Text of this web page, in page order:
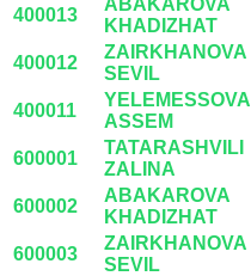
400013
KHADIZHAT
400012
ZAIRKHANOVA
SEVIL
400011
YELEMESSOVA
ASSEM
600001
TATARASHVILI
ZALINA
600002
ABAKAROVA
KHADIZHAT
600003
ZAIRKHANOVA
SEVIL